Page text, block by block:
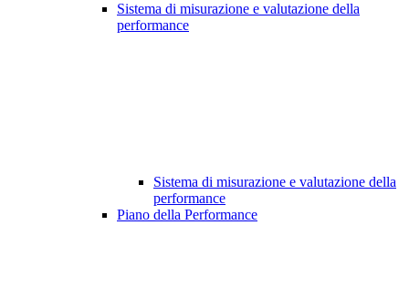
Sistema di misurazione e valutazione della
performance
Sistema di misurazione e valutazione della
performance
Piano della Performance